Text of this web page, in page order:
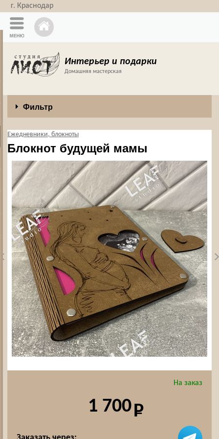
г. Краснодар
Интерьер и подарки
Домашняя мастерская
Фильтр
Ежедневники, блокноты
Блокнот будущей мамы
На заказ
1 700